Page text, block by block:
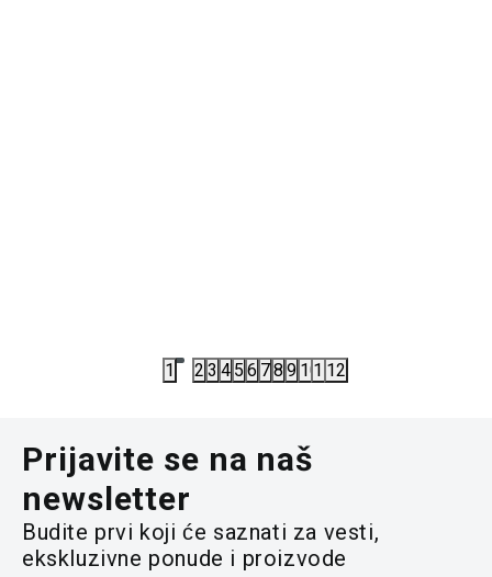
1 2 3 4 5 6 78 9 101112
Prijavite se na naš
newsletter
Budite prvi koji će saznati za vesti,
ekskluzivne ponude i proizvode